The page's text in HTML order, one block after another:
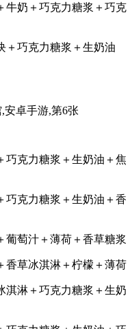
牛奶＋巧克力糖浆＋巧克
＋巧克力糖浆＋生奶油
巧克力糖浆＋生奶油＋焦
巧克力糖浆＋生奶油＋香
葡萄汁＋薄荷＋香草糖浆
香草冰淇淋＋柠檬＋薄荷
淇淋＋巧克力糖浆＋生奶